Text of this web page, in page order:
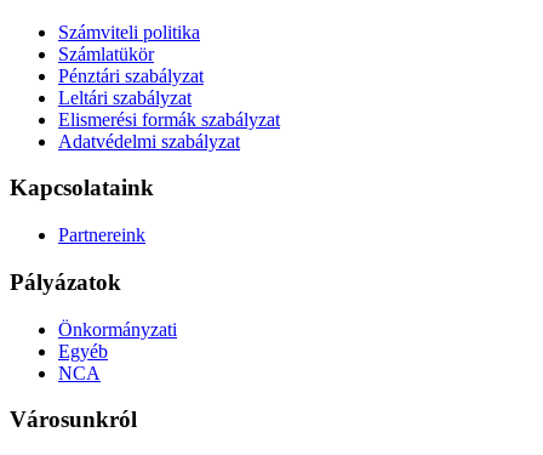
Számviteli politika
Számlatükör
Pénztári szabályzat
Leltári szabályzat
Elismerési formák szabályzat
Adatvédelmi szabályzat
Kapcsolataink
Partnereink
Pályázatok
Önkormányzati
Egyéb
NCA
Városunkról